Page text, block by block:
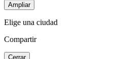
Ampliar
Elige una ciudad
Compartir
Cerrar